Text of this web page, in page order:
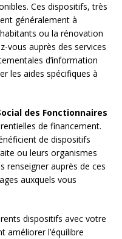
Ces dispositifs, très
généralement à
ou la rénovation
vous auprès des services
d’information
les aides spécifiques à
des Fonctionnaires
de financement.
de dispositifs
ou leurs organismes
renseigner auprès de ces
auxquels vous
dispositifs avec votre
améliorer l’équilibre